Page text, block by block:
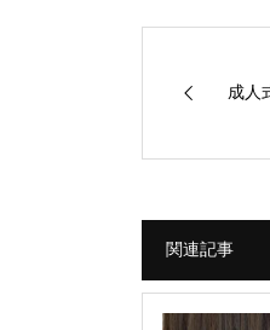
成人
関連記事